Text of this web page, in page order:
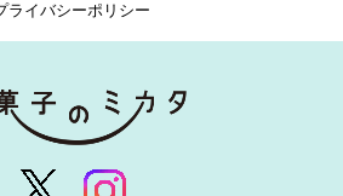
ライバシーポリシー